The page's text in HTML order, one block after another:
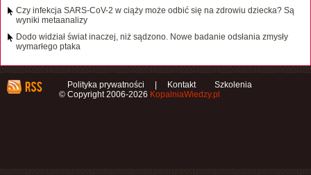
Czy infekcja SARS-CoV-2 w ciąży może odbić się na zdrowiu dziecka? Są
wyniki metaanalizy
Dodo widział świat inaczej, niż sądzono. Nowe badanie odsłania zmysły
wymarłego ptaka
Polityka prywatności Kontakt
Szkolenia
© Copyright 2006-2026 KopalniaWiedzy.pl